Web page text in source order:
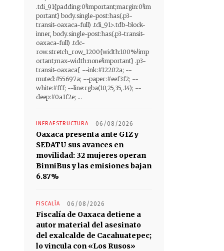
.tdi_91{padding:0!important;margin:0!im
portant} body.single-post:has(.p3-
transit-oaxaca-full) .tdi_91>.tdb-block-
inner, body.single-post:has(.p3-transit-
oaxaca-full) .tdc-
row.stretch_row_1200{width:100%!imp
ortant;max-width:none!important} .p3-
transit-oaxaca{ --ink:#12202a; --
muted:#55697a; --paper:#eef3f2; --
white:#fff; --line:rgba(10,25,35,.14); --
deep:#0a1f2e; ...
INFRAESTRUCTURA 06/08/2026
Oaxaca presenta ante GIZ y
SEDATU sus avances en
movilidad: 32 mujeres operan
BinniBus y las emisiones bajan
6.87%
FISCALÍA 06/08/2026
Fiscalía de Oaxaca detiene a
autor material del asesinato
del exalcalde de Cacahuatepec;
lo vincula con «Los Rusos»